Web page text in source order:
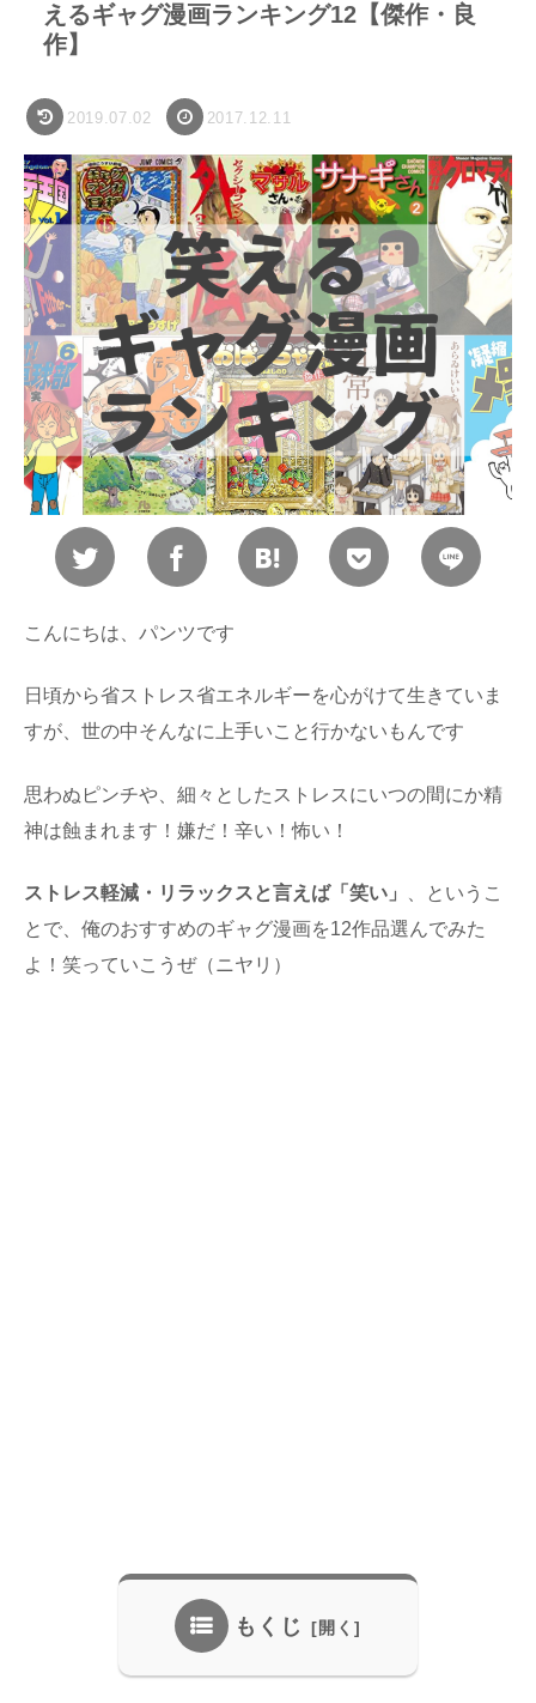
えるギャグ漫画ランキング12【傑作・良
作】
2019.07.02 2017.12.11
こんにちは、パンツです
日頃から省ストレス省エネルギーを心がけて生きていま
すが、世の中そんなに上手いこと行かないもんです
思わぬピンチや、細々としたストレスにいつの間にか精
神は蝕まれます！嫌だ！辛い！怖い！
ストレス軽減・リラックスと言えば「笑い」
、というこ
とで、俺のおすすめのギャグ漫画を12作品選んでみた
よ！笑っていこうぜ（ニヤリ）
もくじ